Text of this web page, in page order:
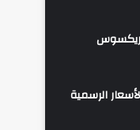
ريكسوس
قائمة الأسعار الرسمية